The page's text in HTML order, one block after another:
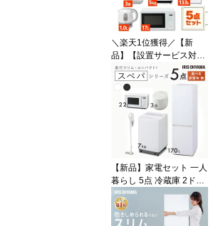
＼楽天1位獲得／【新
品】【設置サービス対
象】家電セット 一人暮ら
し 5点セット 冷蔵庫 2ド
ア スリム 133L 洗濯機 全
自動洗濯機 5kg 電子レン
ジ 単機能 炊飯器 3合 3合
黒 白 ひとり暮らし 家電5
点 アイリスオーヤマ 新
生活 設置込み【HS】
【新品】家電セット 一人
暮らし 5点 冷蔵庫 2ドア
スリム 170L 洗濯機 7kg
コンパクト スペパ 電子
レンジ 22L 単機能 タイ